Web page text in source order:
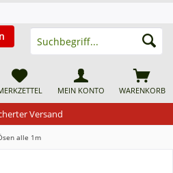
Versand
WARENKORB
MEIN KONTO
alle 1m